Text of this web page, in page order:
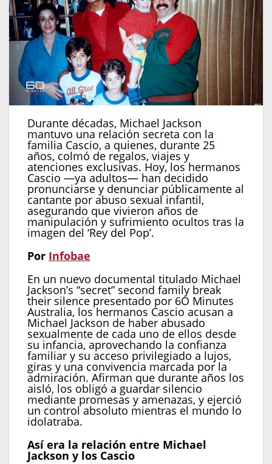
Durante décadas, Michael Jackson
mantuvo una relación secreta con la
familia Cascio, a quienes, durante 25
años, colmó de regalos, viajes y
atenciones exclusivas. Hoy, los hermanos
Cascio —ya adultos— han decidido
pronunciarse y denunciar públicamente al
cantante por abuso sexual infantil,
asegurando que vivieron años de
manipulación y sufrimiento ocultos tras la
imagen del ‘Rey del Pop’.
Por Infobae
En un nuevo documental titulado Michael
Jackson’s “secret” second family break
their silence presentado por 6O Minutes
Australia, los hermanos Cascio acusan a
Michael Jackson de haber abusado
sexualmente de cada uno de ellos desde
su infancia, aprovechando la confianza
familiar y su acceso privilegiado a lujos,
giras y una convivencia marcada por la
admiración. Afirman que durante años los
aisló, los obligó a guardar silencio
mediante promesas y amenazas, y ejerció
un control absoluto mientras el mundo lo
idolatraba.
Así era la relación entre Michael
Jackson y los Cascio